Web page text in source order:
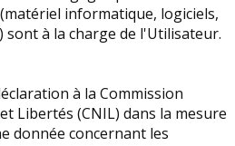
informatique, logiciels,
sont à la charge de l'Utilisateur.
à la Commission
Libertés (CNIL) dans la mesure
donnée concernant les